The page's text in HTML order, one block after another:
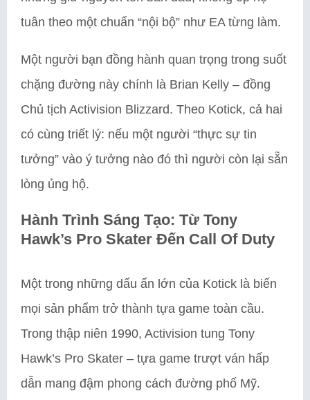
tuân theo một chuẩn “nội bộ” như EA từng làm.
Một người bạn đồng hành quan trọng trong suốt
chặng đường này chính là Brian Kelly – đồng
Chủ tịch Activision Blizzard. Theo Kotick, cả hai
có cùng triết lý: nếu một người “thực sự tin
tưởng” vào ý tưởng nào đó thì người còn lại sẵn
lòng ủng hộ.
Hành Trình Sáng Tạo: Từ Tony
Hawk’s Pro Skater Đến Call Of Duty
Một trong những dấu ấn lớn của Kotick là biến
mọi sản phẩm trở thành tựa game toàn cầu.
Trong thập niên 1990, Activision tung Tony
Hawk’s Pro Skater – tựa game trượt ván hấp
dẫn mang đậm phong cách đường phố Mỹ.